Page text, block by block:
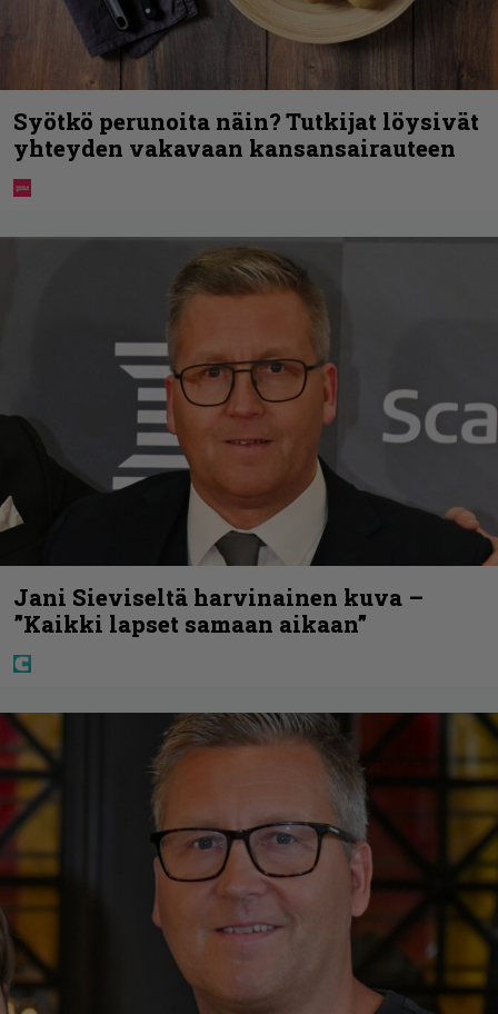
Syötkö perunoita näin? Tutkijat löysivät
yhteyden vakavaan kansansairauteen
Jani Sieviseltä harvinainen kuva –
”Kaikki lapset samaan aikaan”